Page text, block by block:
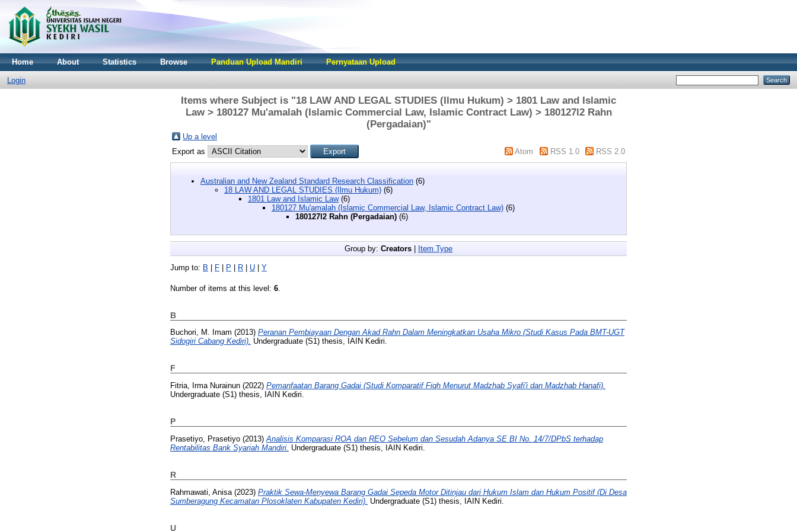
Home About Statistics Browse Panduan Upload Mandiri Pernyataan Upload
Login
Items where Subject is "18 LAW AND LEGAL STUDIES (Ilmu Hukum) > 1801 Law and Islamic
Law > 180127 Mu'amalah (Islamic Commercial Law, Islamic Contract Law) > 180127l2 Rahn
(Pergadaian)"
Up a level
Export as
Atom RSS 1.0 RSS 2.0
Australian and New Zealand Standard Research Classification (6)
18 LAW AND LEGAL STUDIES (Ilmu Hukum) (6)
1801 Law and Islamic Law(6)
180127 Mu'amalah (Islamic Commercial Law, Islamic Contract Law) (6)
180127l2 Rahn (Pergadaian) (6)
Group by: Creators | Item Type
Jump to: B | F | P | R | U | Y
Number of items at this level: 6
B
Buchori, M. Imam (2013) Peranan Pembiayaan Dengan Akad Rahn Dalam Meningkatkan Usaha Mikro (Studi Kasus Pada BMT-UGT
Sidogiri Cabang Kediri). Undergraduate (S1) thesis, IAIN Kediri.
F
Fitria, Irma Nurainun (2022) Pemanfaatan Barang Gadai (Studi Komparatif Fiqh Menurut Madzhab Syafi'i dan Madzhab Hanafi).
Undergraduate (S1) thesis, IAIN Kediri.
P
Prasetiyo, Prasetiyo (2013) Analisis Komparasi ROA dan REO Sebelum dan Sesudah Adanya SE BI No. 14/7/DPbS terhadap
Rentabilitas Bank Syariah Mandiri. Undergraduate (S1) thesis, IAIN Kediri.
R
Rahmawati, Anisa (2023) Praktik Sewa-Menyewa Barang Gadai Sepeda Motor Ditinjau dari Hukum Islam dan Hukum Positif (Di Desa
Sumberagung Kecamatan Plosoklaten Kabupaten Kediri). Undergraduate (S1) thesis, IAIN Kediri.
U